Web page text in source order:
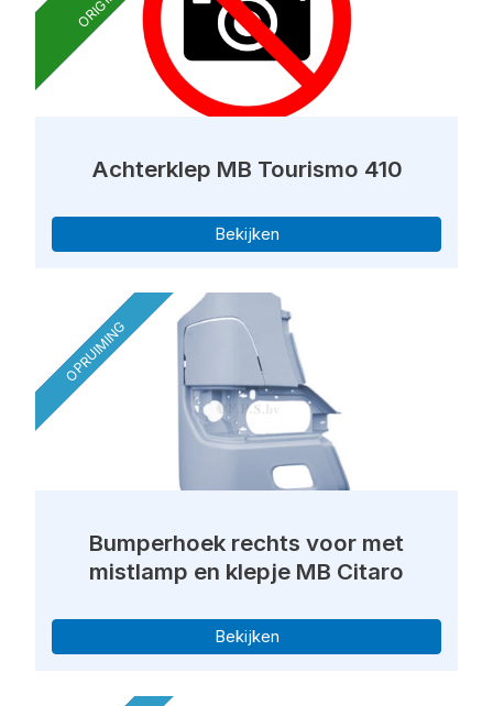
Achterklep MB Tourismo 410
Bekijken
OPRUIMING
Bumperhoek rechts voor met
mistlamp en klepje MB Citaro
Bekijken